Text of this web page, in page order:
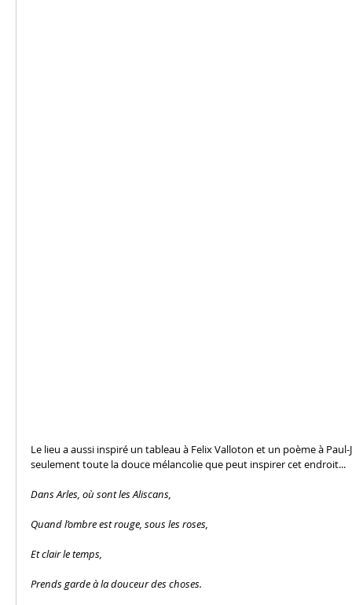
Le lieu a aussi inspiré un tableau à Felix Valloton et un poème à
seulement toute la douce mélancolie que peut inspirer cet endroit...
Dans Arles, où sont les Aliscans,
Quand l’ombre est rouge, sous les roses,
Et clair le temps,
Prends garde à la douceur des choses.